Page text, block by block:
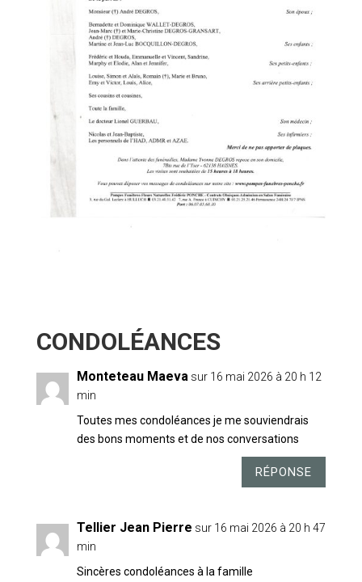
Monteteau Maeva sur 16 mai 2026 à 20 h 12
min
Toutes mes condoléances je me souviendrais
des bons moments et de nos conversations
RÉPONSE
Tellier Jean Pierre sur 16 mai 2026 à 20 h 47
min
Sincères condoléances à la famille